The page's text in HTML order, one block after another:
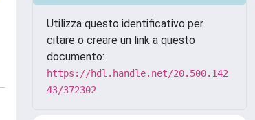
Utilizza questo identificativo per
citare o creare un link a questo
documento:
https://hdl.handle.net/20.500.142
43/372302